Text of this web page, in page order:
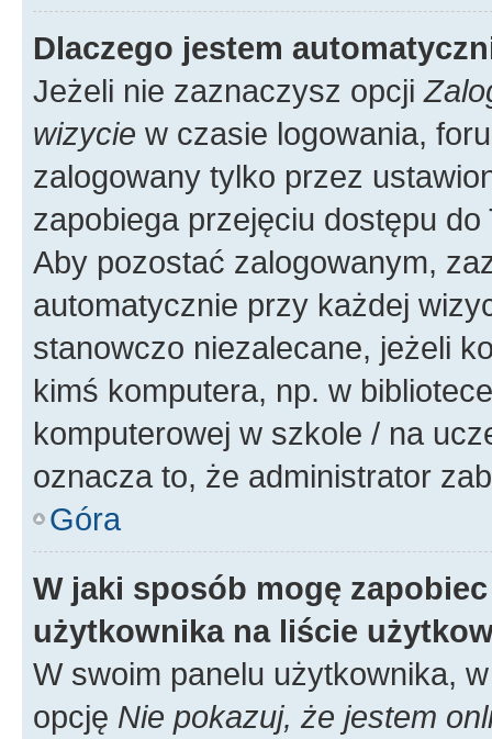
Dlaczego jestem
Jeżeli nie zaznaczysz opcji
wizycie w czasie logowania,
zalogowany tylko przez
zapobiega przejęciu dostępu
Aby pozostać zalogowanym,
automatycznie przy każdej
stanowczo niezalecane, jeżeli
kimś komputera, np. w
komputerowej w szkole / na
oznacza to, że administrator
Góra
W jaki sposób mogę
użytkownika na liście
W swoim panelu użytkownika,
opcję Nie pokazuj, że jestem